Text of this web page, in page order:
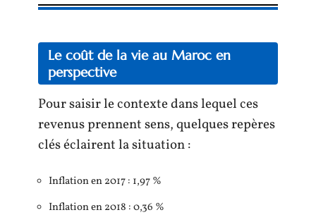
Le coût de la vie au Maroc en
perspective
Pour saisir le contexte dans lequel ces
revenus prennent sens, quelques repères
clés éclairent la situation :
Inflation en 2017 : 1,97 %
Inflation en 2018 : 0,36 %